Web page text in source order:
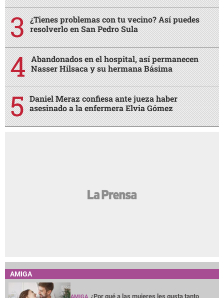
¿Tienes problemas con tu vecino? Así puedes
resolverlo en San Pedro Sula
Abandonados en el hospital, así permanecen
Nasser Hilsaca y su hermana Básima
Daniel Meraz confiesa ante jueza haber
asesinado a la enfermera Elvia Gómez
AMIGA
AMIGA ¿Por qué a las mujeres les gusta tanto